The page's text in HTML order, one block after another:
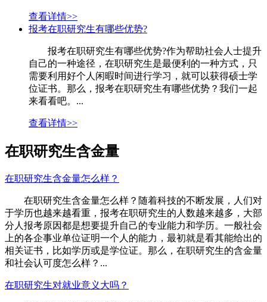
查看详情>>
报考在职研究生有哪些优势?
报考在职研究生有哪些优势?作为帮助社会人士提升
自己的一种途径，在职研究生是最便利的一种方式，只
需要利用好个人闲暇时间进行学习，就可以获得硕士学
位证书。那么，报考在职研究生有哪些优势？我们一起
来看看吧。...
查看详情>>
在职研究生含金量
在职研究生含金量怎么样？
在职研究生含金量怎么样？随着科技的不断发展，人们对
于学历也越来越看重，报考在职研究生的人数越来越多，大部
分人报考原因都是想要提升自己的专业能力和学历。一般社会
上的各企事业单位证明一个人的能力，最初就是看其能给出的
相关证书，比如学历或是学位证。那么，在职研究生的含金量
和社会认可度怎么样？...
在职研究生对就业意义大吗？